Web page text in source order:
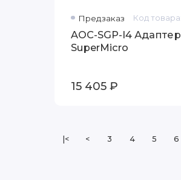
Предзаказ
AOC-SGP-I4 Адаптер
SuperMicro
15 405 ₽
|< < 3 4 5 6